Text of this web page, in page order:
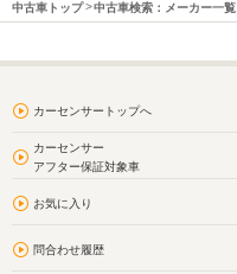
中古車トップ 中古車検索：メーカー一覧
カーセンサートップへ
カーセンサー
アフター保証対象車
お気に入り
問合わせ履歴